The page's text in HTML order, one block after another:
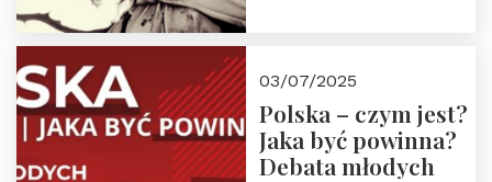
03/07/2025
Polska – czym jest?
Jaka być powinna?
Debata młodych